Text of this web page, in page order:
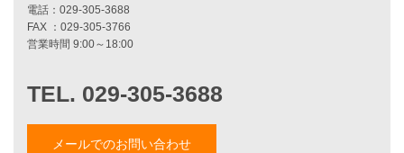
施工事例一覧
家づくりストーリー
お客様の声
家づくりナイスホームズについて
メールでのお問い合わせ